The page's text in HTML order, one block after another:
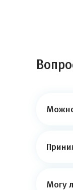
Могу